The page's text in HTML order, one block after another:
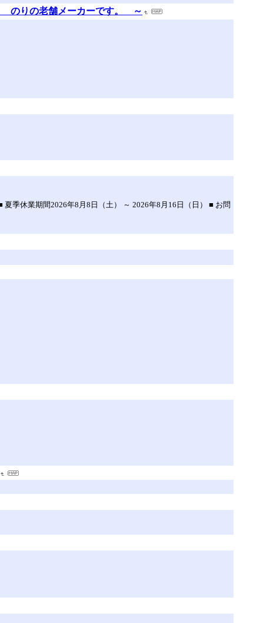
のりの老舗メーカーです。 ～
季休業期間2026年8月8日（土） ～ 2026年8月16日（日） ■ お問